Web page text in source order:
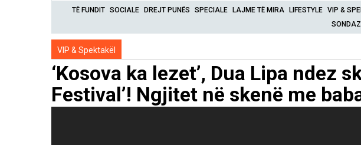
TË FUNDIT SOCIALE DREJT PUNËS SPECIALE LAJME TË MIRA LIFESTYLE VIP &
VIP & Spektakël
‘Kosova ka lezet’, Dua Lipa ndez
Festival’! Ngjitet në skenë me